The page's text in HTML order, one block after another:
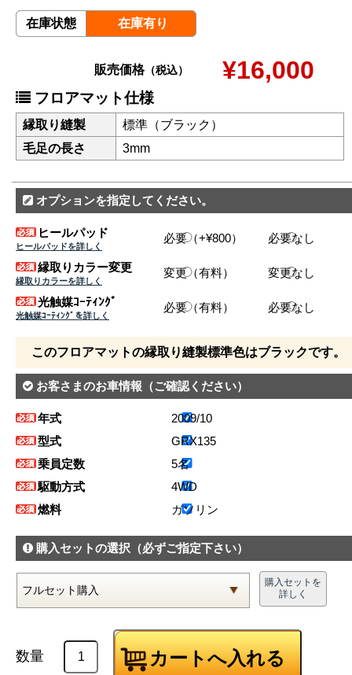
在庫状態 在庫有り
販売価格（税込） ¥16,000
フロアマット仕様
縁取り縫製
標準（ブラック）
毛足の長さ
3mm
オプションを指定してください。
ヒールパッド
ヒールパッドを詳しく
必要（+¥800） 必要なし
縁取りカラー変更
縁取りカラーを詳しく
変更（有料） 変更なし
光触媒ｺｰﾃｨﾝｸﾞ
光触媒ｺｰﾃｨﾝｸﾞを詳しく
必要（有料） 必要なし
このフロアマットの縁取り縫製標準色はブラックです。
お客さまのお車情報 （ご確認ください）
年式
2009/10
型式
GRX135
乗員定数
5名
駆動方式
4WD
燃料
ガソリン
購入セットの選択 （必ずご指定下さい）
購入セットを
詳しく
数量